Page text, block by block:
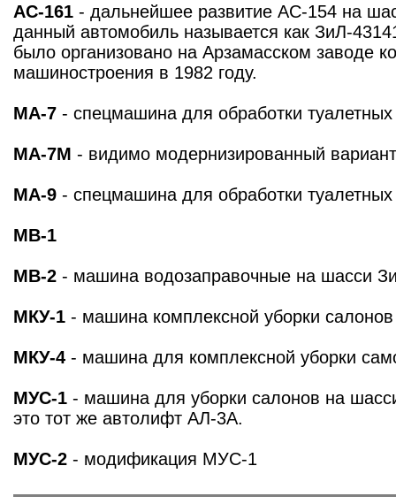
АС-161- дальнейшее развитие АС-154 на
данный автомобиль называется как ЗиЛ-
было организовано на Арзамасском заводе
машиностроения в 1982 году.
МА-7- спецмашина для обработки туалетных
МА-7М - видимо модернизированный
МА-9- спецмашина для обработки туалетных
МВ-1
МВ-2- машина водозаправочные на шасси
МКУ-1- машина комплексной уборки
МКУ-4- машина для комплексной уборки
МУС-1- машина для уборки салонов на
это тот же автолифт АЛ-3А.
МУС-2- модификация МУС-1